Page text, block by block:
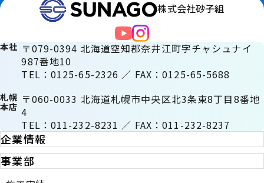
株式会社砂子組
本社 〒079-0394 北海道空知郡奈井江町字チャシュナイ
987番地10
TEL：0125-65-2326 ／ FAX：0125-65-5688
札幌
本店
〒060-0033 北海道札幌市中央区北3条東8丁目8番地
4
TEL：011-232-8231 ／ FAX：011-232-8237
企業情報
事業部